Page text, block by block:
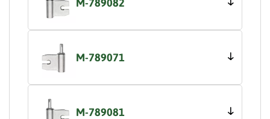
M-789082
M-789071
M-789081